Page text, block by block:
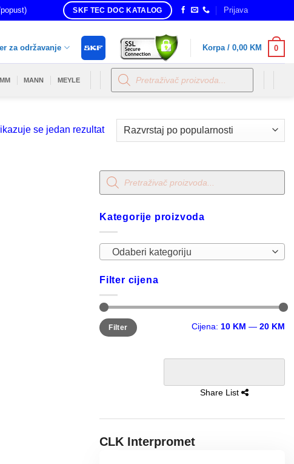
SKF TEC DOC KATALOG Prijava
za održavanje Korpa / 0,00 KM 0
MANN MEYLE
Products
search
se jedan rezultat
Products
search
Kategorije proizvoda
Odaberi kategoriju
Filter cijena
Minimalna
cijena
Maksimalna
cijena
Filter Cijena: 10 KM — 20 KM
Share List
CLK Interpromet